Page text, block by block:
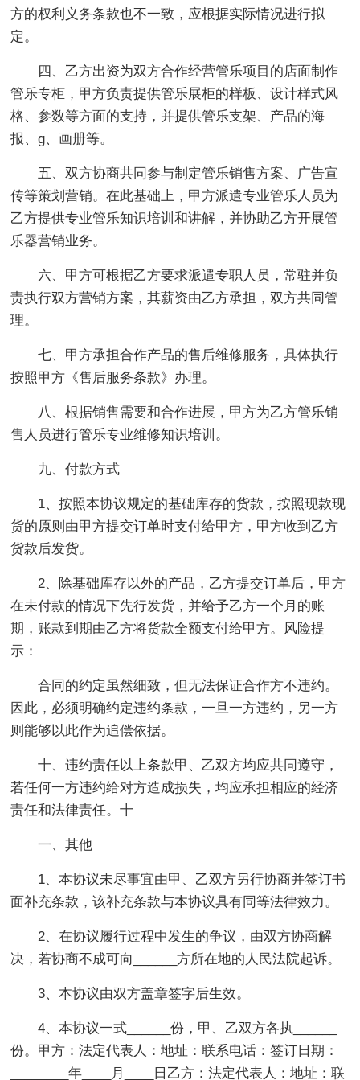
方的权利义务条款也不一致，应根据实际情况进行拟
定。
四、乙方出资为双方合作经营管乐项目的店面制作
管乐专柜，甲方负责提供管乐展柜的样板、设计样式风
格、参数等方面的支持，并提供管乐支架、产品的海
报、g、画册等。
五、双方协商共同参与制定管乐销售方案、广告宣
传等策划营销。在此基础上，甲方派遣专业管乐人员为
乙方提供专业管乐知识培训和讲解，并协助乙方开展管
乐器营销业务。
六、甲方可根据乙方要求派遣专职人员，常驻并负
责执行双方营销方案，其薪资由乙方承担，双方共同管
理。
七、甲方承担合作产品的售后维修服务，具体执行
按照甲方《售后服务条款》办理。
八、根据销售需要和合作进展，甲方为乙方管乐销
售人员进行管乐专业维修知识培训。
九、付款方式
1、按照本协议规定的基础库存的货款，按照现款现
货的原则由甲方提交订单时支付给甲方，甲方收到乙方
货款后发货。
2、除基础库存以外的产品，乙方提交订单后，甲方
在未付款的情况下先行发货，并给予乙方一个月的账
期，账款到期由乙方将货款全额支付给甲方。风险提
示：
合同的约定虽然细致，但无法保证合作方不违约。
因此，必须明确约定违约条款，一旦一方违约，另一方
则能够以此作为追偿依据。
十、违约责任以上条款甲、乙双方均应共同遵守，
若任何一方违约给对方造成损失，均应承担相应的经济
责任和法律责任。十
一、其他
1、本协议未尽事宜由甲、乙双方另行协商并签订书
面补充条款，该补充条款与本协议具有同等法律效力。
2、在协议履行过程中发生的争议，由双方协商解
决，若协商不成可向______方所在地的人民法院起诉。
3、本协议由双方盖章签字后生效。
4、本协议一式______份，甲、乙双方各执______
份。甲方：法定代表人：地址：联系电话：签订日期：
________年____月____日乙方：法定代表人：地址：联